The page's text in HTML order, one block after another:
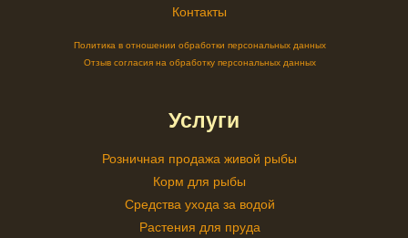
Контакты
Политика в отношении обработки персональных данных
Отзыв согласия на обработку персональных данных
Услуги
Розничная продажа живой рыбы
Корм для рыбы
Средства ухода за водой
Растения для пруда